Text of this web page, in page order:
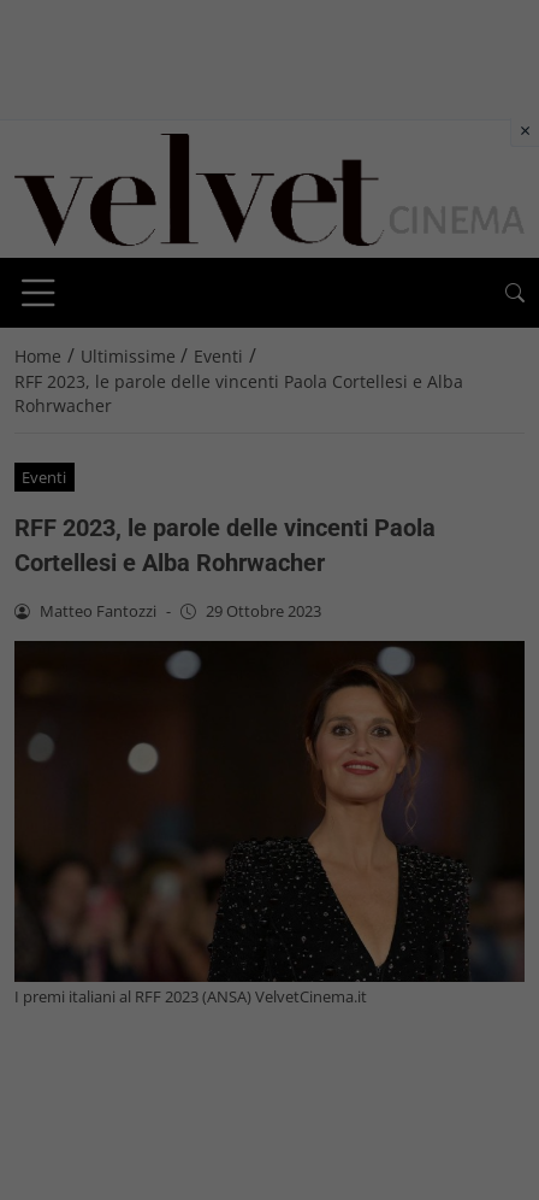
Home / Ultimissime / Eventi /
RFF 2023, le parole delle vincenti Paola Cortellesi e Alba
Rohrwacher
Eventi
RFF 2023, le parole delle vincenti Paola
Cortellesi e Alba Rohrwacher
Matteo Fantozzi - 29 Ottobre 2023
I premi italiani al RFF 2023 (ANSA) VelvetCinema.it
×